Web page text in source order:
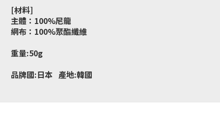
[材料]
主體：100%尼龍
網布：100%聚酯纖維
重量:50g
品牌國:日本 產地:韓國